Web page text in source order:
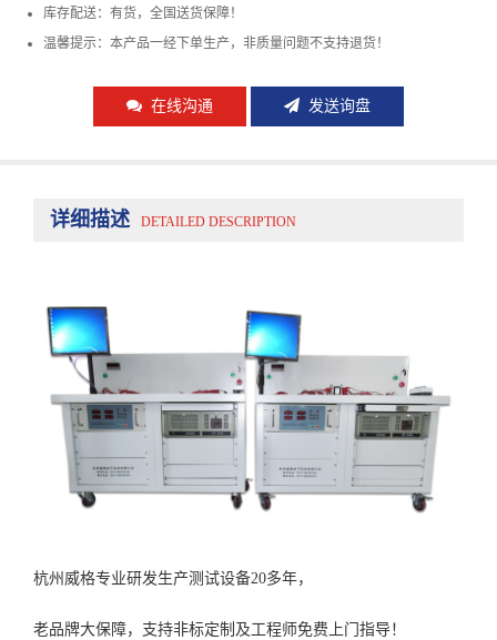
库存配送：有货，全国送货保障！
温馨提示：本产品一经下单生产，非质量问题不支持退货！
在线沟通 发送询盘
详细描述 DETAILED DESCRIPTION
杭州威格专业研发生产测试设备20多年，
老品牌大保障，支持非标定制及工程师免费上门指导！